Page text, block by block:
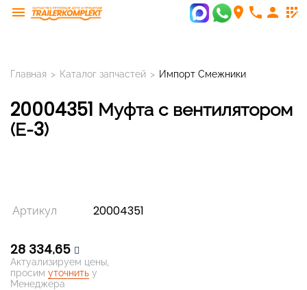
menu room phone person app_registration
Главная > Каталог запчастей > Импорт Смежники
20004351 Муфта с вентилятором
(Е-3)
Артикул 20004351
28 334,65
Актуализируем цены,
просим уточнить у
Менеджера